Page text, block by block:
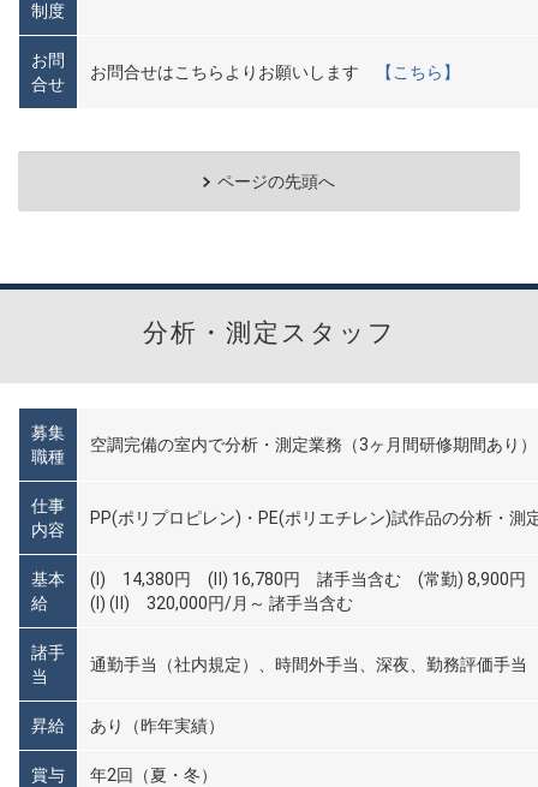
制度
お問
合せ
お問合せはこちらよりお願いします 【こちら】
ページの先頭へ
分析・測定スタッフ
募集
職種
空調完備の室内で分析・測定業務（3ヶ月間研修期間あり）
仕事
内容
PP(ポリプロピレン)・PE(ポリエチレン)試作品の分析・測
基本
給
(Ⅰ) 14,380円 (Ⅱ) 16,780円 諸手当含む (常勤) 8,900円
(Ⅰ) (Ⅱ) 320,000円/月～ 諸手当含む
諸手
当
通勤手当（社内規定）、時間外手当、深夜、勤務評価手当
昇給 あり（昨年実績）
賞与 年2回（夏・冬）